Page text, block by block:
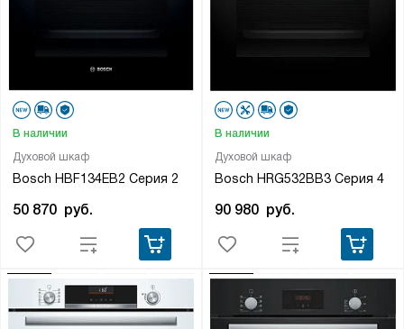
Духовой шкаф
Bosch HBF134EB2 Серия 2
В наличии
50 870 руб.
Духовой шкаф
Bosch HRG532BB3 Серия 4
В наличии
90 980 руб.